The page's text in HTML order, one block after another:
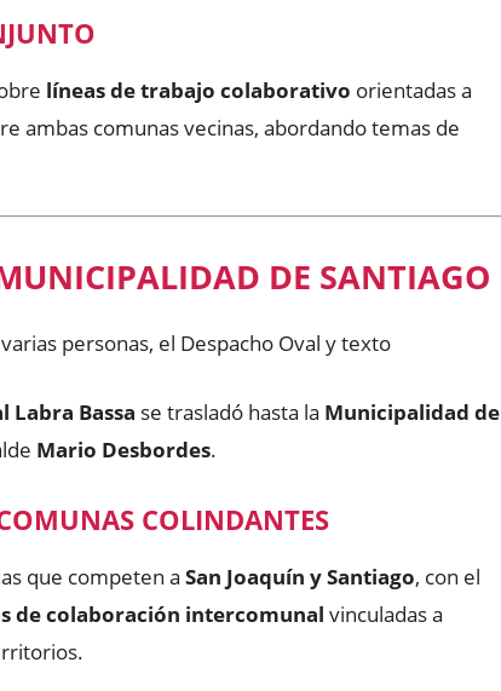
líneas de trabajo colaborativo orientadas a
ambas comunas vecinas, abordando temas de
DE SANTIAGO
Labra Bassa se trasladó hasta la Municipalidad de
Mario Desbordes.
COLINDANTES
que competen a San Joaquín y Santiago, con el
de colaboración intercomunal vinculadas a